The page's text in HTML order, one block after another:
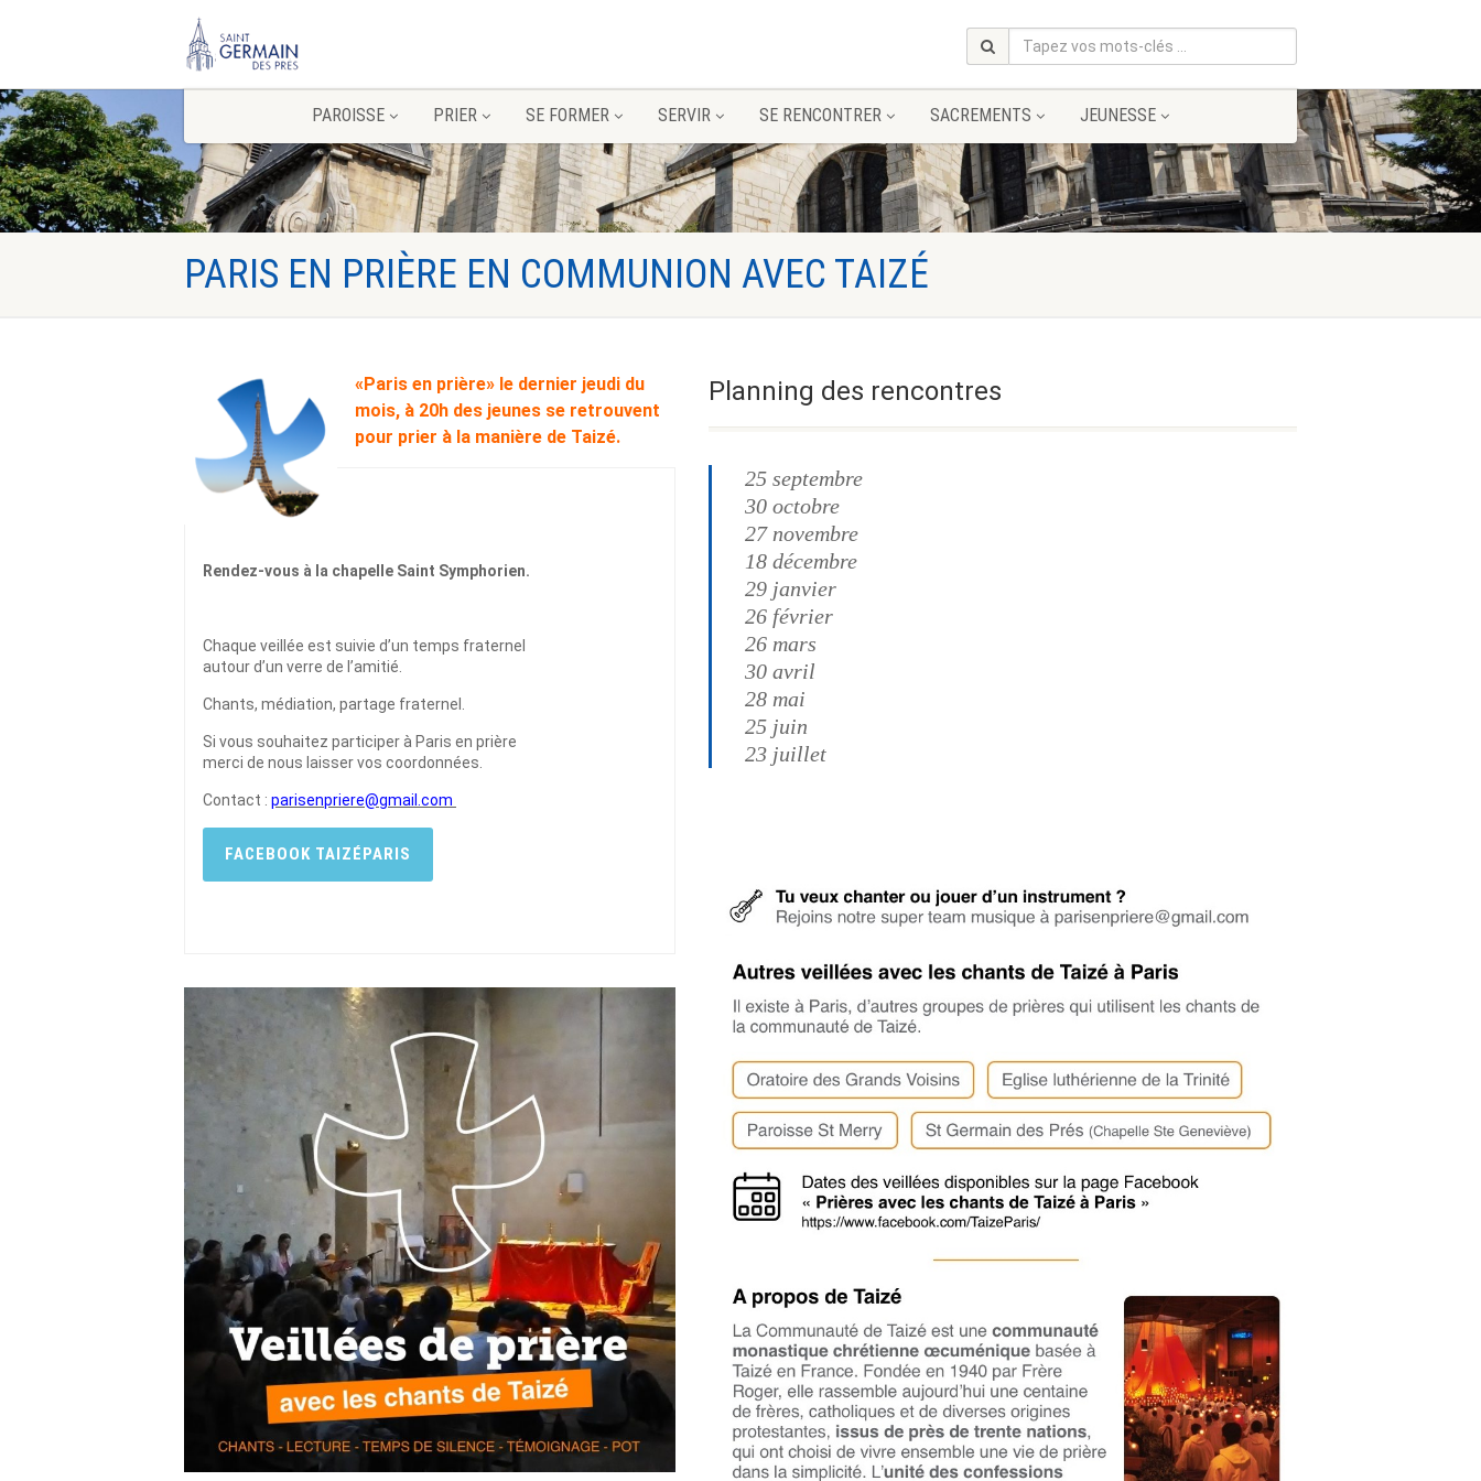
PAROISSE PRIER SE FORMER SERVIR SE RENCONTRER SACREMENTS JEUNESSE
PARIS EN PRIÈRE EN COMMUNION AVEC TAIZÉ
«Paris en prière» le dernier jeudi du
mois, à 20h des jeunes se retrouvent
pour prier à la manière de Taizé.
Rendez-vous à la chapelle Saint Symphorien.
Chaque veillée est suivie d’un temps fraternel
autour d’un verre de l’amitié.
Chants, médiation, partage fraternel.
Si vous souhaitez participer à Paris en prière
merci de nous laisser vos coordonnées.
Contact : parisenpriere@gmail.com
FACEBOOK TAIZÉPARIS
Planning des rencontres
25 septembre
30 octobre
27 novembre
18 décembre
29 janvier
26 février
26 mars
30 avril
28 mai
25 juin
23 juillet